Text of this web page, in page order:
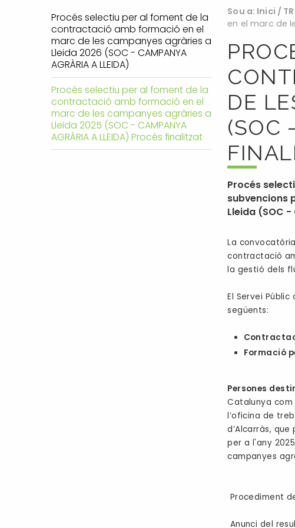
Procés selectiu per al foment de la
contractació amb formació en el
marc de les campanyes agràries a
Lleida 2026 (SOC - CAMPANYA
AGRÀRIA A LLEIDA)
Procés selectiu per al foment de la
contractació amb formació en el
marc de les campanyes agràries a
Lleida 2025 (SOC - CAMPANYA
AGRÀRIA A LLEIDA) Procés finalitzat
Sou a: Inici /
en el marc de
DE
(SOC
Procés
subvencions
Lleida (SOC -
La
contractació
la gestió dels
El Servei
següents:
Formació
Persones
Catalunya
l’oficina de
d’Alcarràs,
per a l'any
campanyes
Procediment
Anunci del